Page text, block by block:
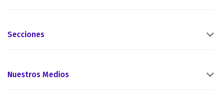
Secciones
Nuestros Medios